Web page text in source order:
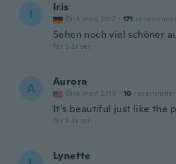
I Iris
Gick med 2017 · 171
Sehen noch viel schöner
för 5 år sen
A Aurora
Gick med 2018 · 10 recensioner
It's beautiful just like the
för 5 år sen
Lynette